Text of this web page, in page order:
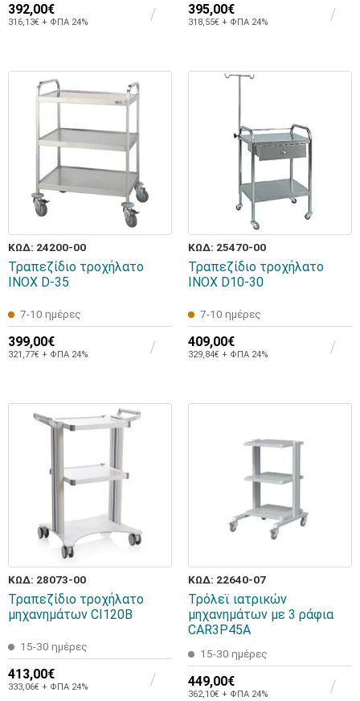
392,00€
316,13€ + ΦΠΑ 24%
395,00€
318,55€ + ΦΠΑ 24%
ΚΩΔ: 24200-00
Τραπεζίδιο τροχήλατο
INOX D-35
7-10 ημέρες
399,00€
321,77€ + ΦΠΑ 24%
ΚΩΔ: 25470-00
Τραπεζίδιο τροχήλατο
INOX D10-30
7-10 ημέρες
409,00€
329,84€ + ΦΠΑ 24%
ΚΩΔ: 28073-00
Τραπεζίδιο τροχήλατο
μηχανημάτων CI120B
15-30 ημέρες
413,00€
333,06€ + ΦΠΑ 24%
ΚΩΔ: 22640-07
Τρόλεϊ ιατρικών
μηχανημάτων με 3 ράφια
CAR3P45A
15-30 ημέρες
449,00€
362,10€ + ΦΠΑ 24%